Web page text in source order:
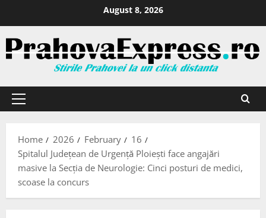
August 8, 2026
Home 2026 February
16
Spitalul Județean de Urgență Ploiești face angajări
masive la Secția de Neurologie: Cinci posturi de medici,
scoase la concurs